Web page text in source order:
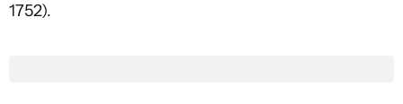
1752).